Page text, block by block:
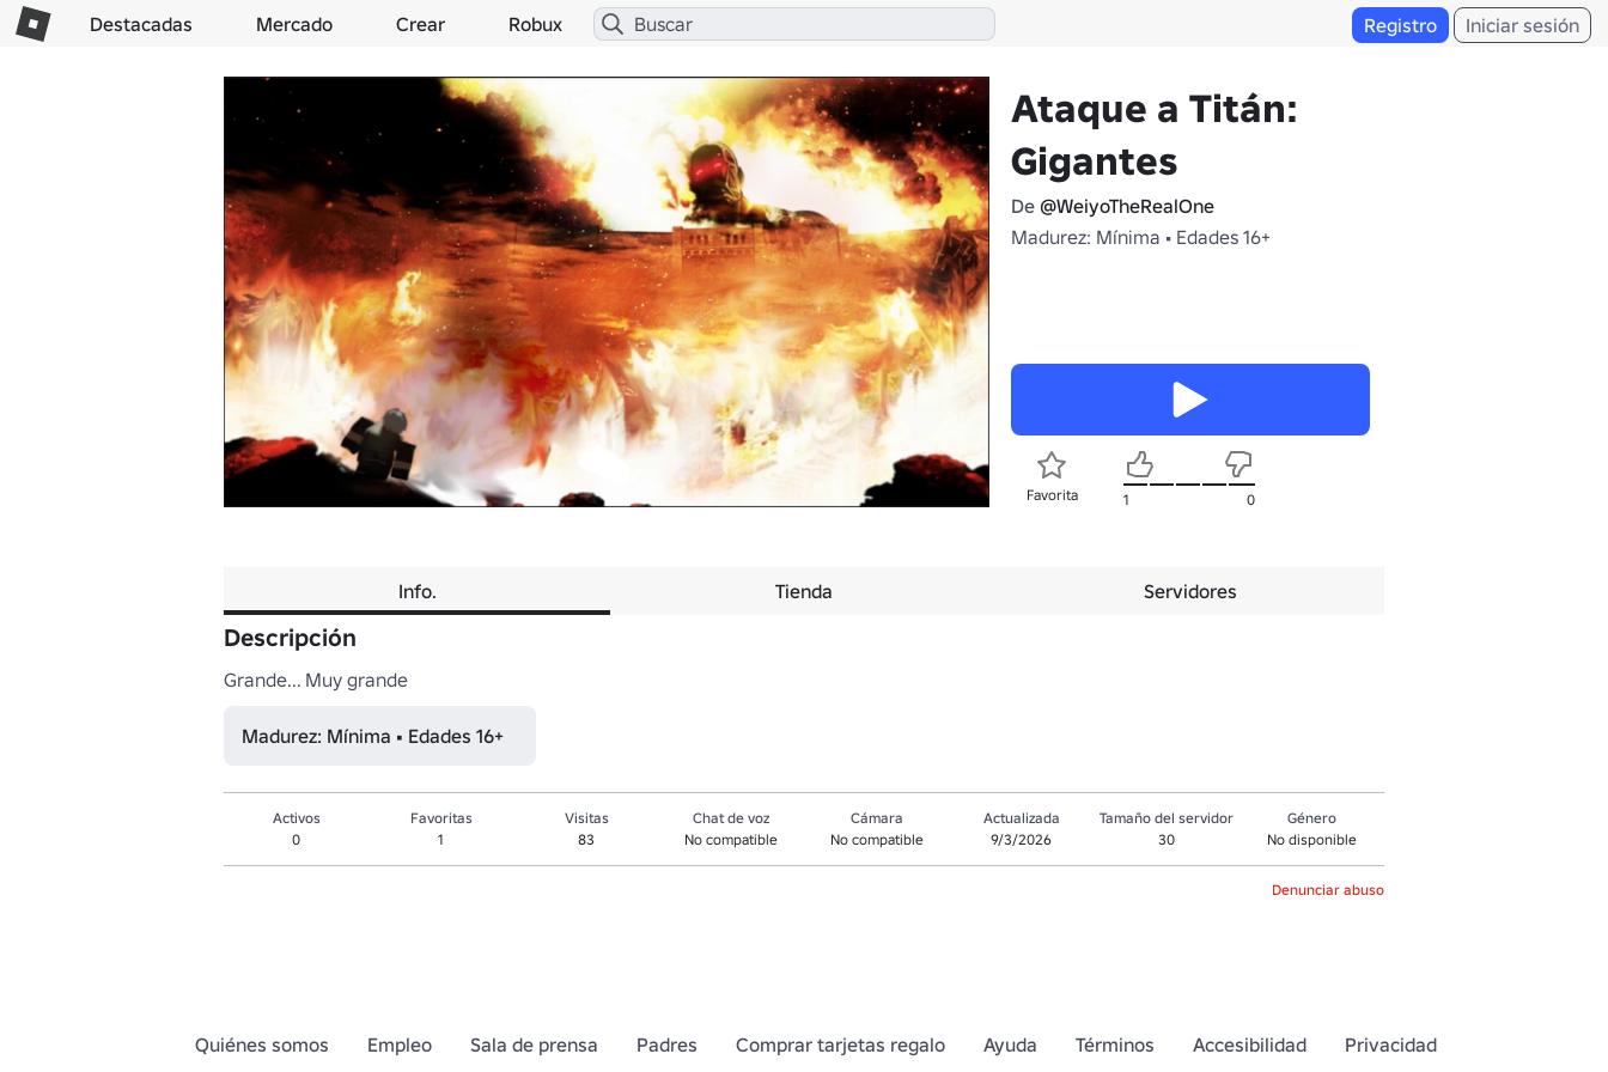
Destacadas Mercado Crear Robux Registro Iniciar sesión
Ataque a Titán:
Gigantes
De @WeiyoTheRealOne
Madurez: Mínima • Edades 16+
Favorita 1 0
Info. Tienda Servidores
Descripción
Grande... Muy grande
Madurez: Mínima • Edades 16+
Activos
0
Favoritas
1
Visitas
83
Chat de voz
No compatible
Cámara
No compatible
Actualizada
9/3/2026
Tamaño del servidor
30
Género
No disponible
Denunciar abuso
Quiénes somos Empleo Sala de prensa Padres Comprar tarjetas regalo Ayuda Términos Accesibilidad Privacidad